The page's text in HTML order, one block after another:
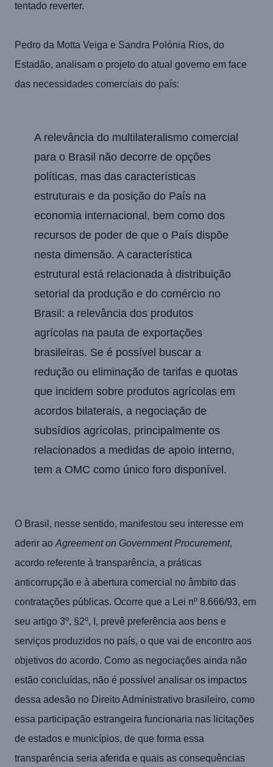
tentado reverter.
Pedro da Motta Veiga e Sandra Polónia Rios, do
Estadão, analisam o projeto do atual governo em face
das necessidades comerciais do país:
A relevância do multilateralismo comercial
para o Brasil não decorre de opções
políticas, mas das características
estruturais e da posição do País na
economia internacional, bem como dos
recursos de poder de que o País dispõe
nesta dimensão. A característica
estrutural está relacionada à distribuição
setorial da produção e do comércio no
Brasil: a relevância dos produtos
agrícolas na pauta de exportações
brasileiras. Se é possível buscar a
redução ou eliminação de tarifas e quotas
que incidem sobre produtos agrícolas em
acordos bilaterais, a negociação de
subsídios agrícolas, principalmente os
relacionados a medidas de apoio interno,
tem a OMC como único foro disponível.
O Brasil, nesse sentido, manifestou seu interesse em
aderir ao Agreement on Government Procurement,
acordo referente à transparência, a práticas
anticorrupção e à abertura comercial no âmbito das
contratações públicas. Ocorre que a Lei nº 8.666/93, em
seu artigo 3º, §2º, I, prevê preferência aos bens e
serviços produzidos no país, o que vai de encontro aos
objetivos do acordo. Como as negociações ainda não
estão concluídas, não é possível analisar os impactos
dessa adesão no Direito Administrativo brasileiro, como
essa participação estrangeira funcionaria nas licitações
de estados e municípios, de que forma essa
transparência seria aferida e quais as consequências